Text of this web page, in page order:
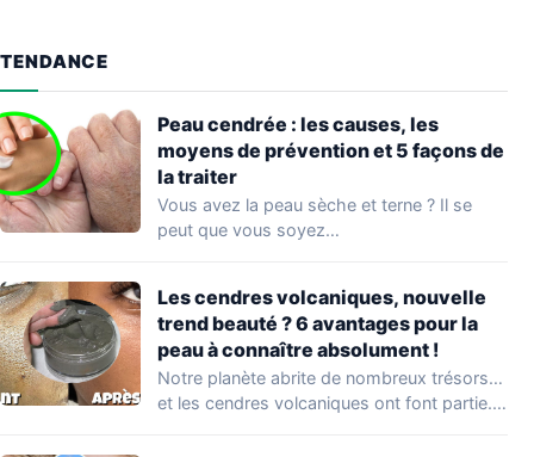
TENDANCE
Peau cendrée : les causes, les
moyens de prévention et 5 façons de
la traiter
Vous avez la peau sèche et terne ? Il se
peut que vous soyez…
Les cendres volcaniques, nouvelle
trend beauté ? 6 avantages pour la
peau à connaître absolument !
Notre planète abrite de nombreux trésors…
et les cendres volcaniques ont font partie.